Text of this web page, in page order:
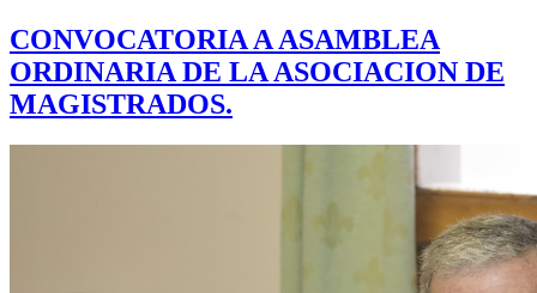
CONVOCATORIA A ASAMBLEA
ORDINARIA DE LA ASOCIACION DE
MAGISTRADOS.